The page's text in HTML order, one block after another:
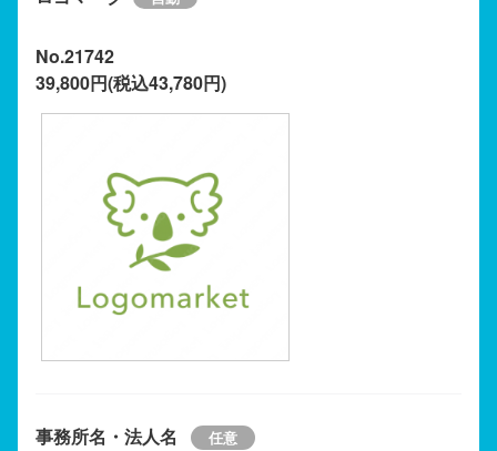
No.21742
39,800円(税込43,780円)
事務所名・法人名